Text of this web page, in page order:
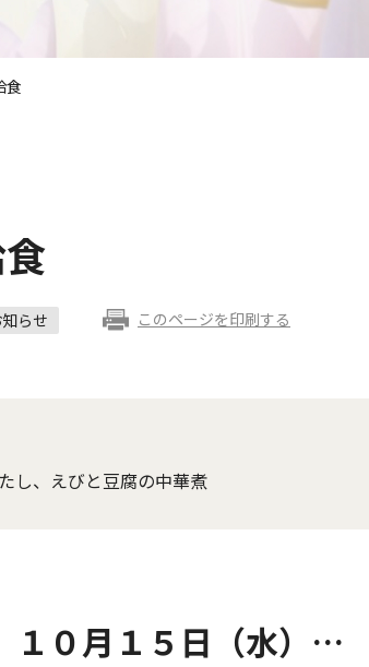
食
らせ このページを印刷する
し、えびと豆腐の中華煮
１０月１５日（水）